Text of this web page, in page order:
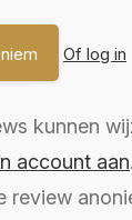
Of log in
kunnen
account aan
review